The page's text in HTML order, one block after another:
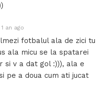
1 an ago
fotbalul ala de zici tu
ala micu se la spatarei
si v a dat gol :))), ala e
pe a doua cum ati jucat